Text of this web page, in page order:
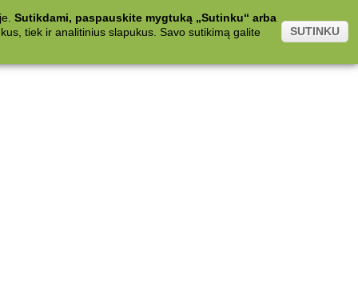
Sutikdami, paspauskite mygtuką „Sutinku“ arba
tiek ir analitinius slapukus. Savo sutikimą galite
SUTINKU